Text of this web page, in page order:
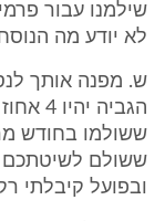
שילמנו עבור
לא יודע מה
ש. מפנה אותך
ובפועל קיבלתי רק 24